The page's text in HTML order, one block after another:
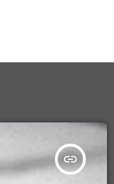
insert_link